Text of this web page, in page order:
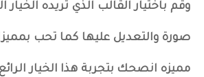
وقم باختيار القالب الذي تريده الخيار
صورة والتعديل عليها كما تحب
مميزه انصحك بتجربة هذا الخيار